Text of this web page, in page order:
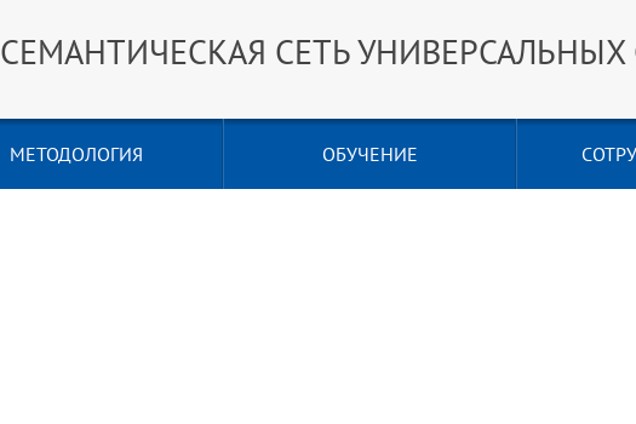
СЕМАНТИЧЕСКАЯ СЕТЬ
МЕТОДОЛОГИЯ ОБУЧЕНИЕ